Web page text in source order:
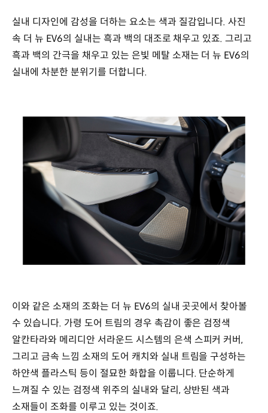
실내 디자인에 감성을 더하는 요소는 색과 질감입니다. 사진
속 더 뉴 EV6의 실내는 흑과 백의 대조로 채우고 있죠. 그리고
흑과 백의 간극을 채우고 있는 은빛 메탈 소재는 더 뉴 EV6의
실내에 차분한 분위기를 더합니다.
이와 같은 소재의 조화는 더 뉴 EV6의 실내 곳곳에서 찾아볼
수 있습니다. 가령 도어 트림의 경우 촉감이 좋은 검정색
알칸타라와 메리디안 서라운드 시스템의 은색 스피커 커버,
그리고 금속 느낌 소재의 도어 캐치와 실내 트림을 구성하는
하얀색 플라스틱 등이 절묘한 화합을 이룹니다. 단순하게
느껴질 수 있는 검정색 위주의 실내와 달리, 상반된 색과
소재들이 조화를 이루고 있는 것이죠.